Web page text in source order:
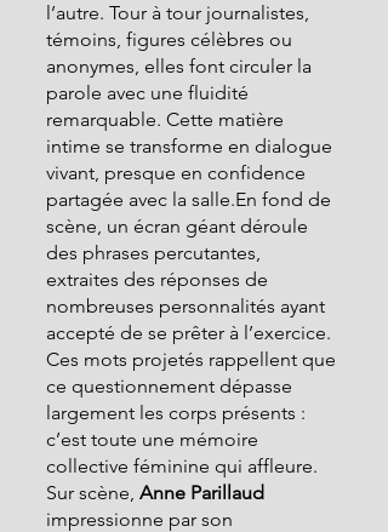
l’autre. Tour à tour journalistes,
témoins, figures célèbres ou
anonymes, elles font circuler la
parole avec une fluidité
remarquable. Cette matière
intime se transforme en dialogue
vivant, presque en confidence
partagée avec la salle.En fond de
scène, un écran géant déroule
des phrases percutantes,
extraites des réponses de
nombreuses personnalités ayant
accepté de se prêter à l’exercice.
Ces mots projetés rappellent que
ce questionnement dépasse
largement les corps présents :
c’est toute une mémoire
collective féminine qui affleure.
Sur scène, Anne Parillaud
impressionne par son